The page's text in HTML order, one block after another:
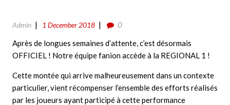
Admin 1 December 2018
0
Après de longues semaines d’attente, c’est désormais
OFFICIEL ! Notre équipe fanion accède à la REGIONAL 1 !
Cette montée qui arrive malheureusement dans un contexte
particulier, vient récompenser l’ensemble des efforts réalisés
par les joueurs ayant participé à cette performance